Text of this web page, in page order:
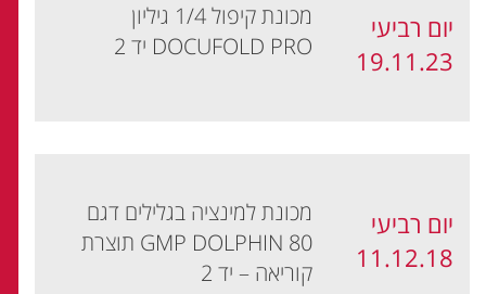
יום רביעי
19.11.23
מכונת קיפול 1/4 גיליון
DOCUFOLD PRO יד 2
יום רביעי
11.12.18
מכונת למינציה בגלילים דגם
GMP DOLPHIN 80 תוצרת
קוריאה – יד 2